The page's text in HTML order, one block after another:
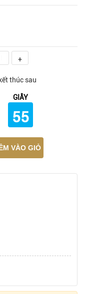
+
thúc sau
GIÂY
53
VÀO GIỎ